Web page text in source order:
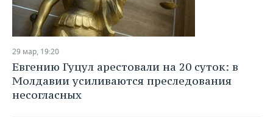
29 мар, 19:20
Евгению Гуцул арестовали на 20 суток: в
Молдавии усиливаются преследования
несогласных